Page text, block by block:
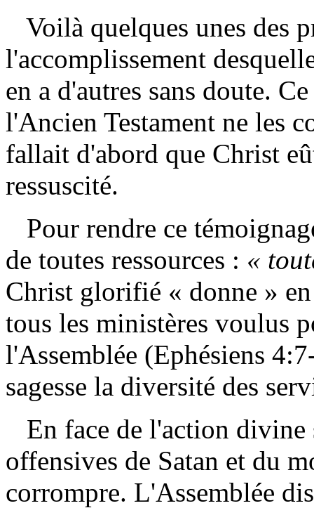
Voilà quelques unes des
l'accomplissement
en a d'autres sans doute.
l'Ancien Testament ne les
fallait d'abord que Christ
ressuscité.
Pour rendre ce
de toutes ressources : «
Christ glorifié « donne »
tous les ministères voulus
l'Assemblée (Ephésiens
sagesse la diversité des
En face de l'action divine
offensives de Satan et du
corrompre. L'Assemblée